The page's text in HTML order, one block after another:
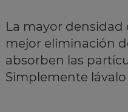
La mayor
mejor eliminación
absorben las
Simplemente